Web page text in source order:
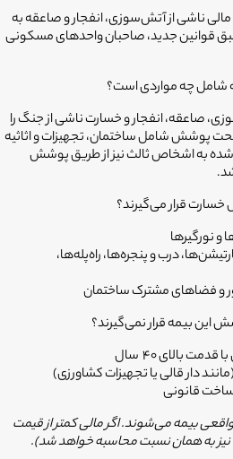
ناشی از آتش‌سوزی، انفجار و صاعقه به
قوانین جدید، صاحبان واحدهای مسکونی
شامل چه مواردی است؟
صاعقه، انفجار وخسارت ناشی از جنگرا
پوشش شامل ساختمان، تجهیزات و اثاثیه
به اشخاص ثالث نیز از طریق پوشش
قرار می‌گیرند؟
و نورگیرها
درب و پنجره‌ها، راه‌پله‌ها،
و فضاهای مشترک ساختمان
این بیمه قرار نمی‌گیرند؟
بالای 40 سال
دار قالی یا تجهیزات کشاورزی)
قانونی
بیمه می‌شوند. اگر مالی کمتر از قیمت
به همان نسبت محاسبه خواهد شد).